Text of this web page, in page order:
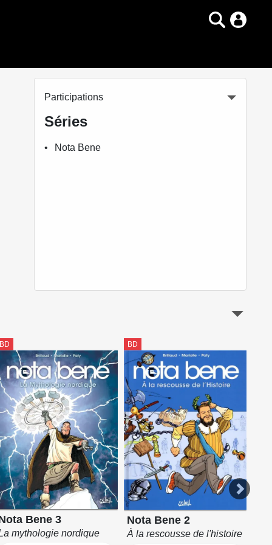
Participations
Séries
Nota Bene
BD
Bene 3
mythologie nordique
BD
Nota Bene 2
À la rescousse de l'histoire